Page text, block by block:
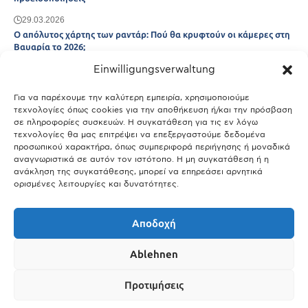
Einwilligungsverwaltung
Για να παρέχουμε την καλύτερη εμπειρία, χρησιμοποιούμε
τεχνολογίες όπως cookies για την αποθήκευση ή/και την πρόσβαση
σε πληροφορίες συσκευών. Η συγκατάθεση για τις εν λόγω
τεχνολογίες θα μας επιτρέψει να επεξεργαστούμε δεδομένα
προσωπικού χαρακτήρα, όπως συμπεριφορά περιήγησης ή μοναδικά
αναγνωριστικά σε αυτόν τον ιστότοπο. Η μη συγκατάθεση ή η
ανάκληση της συγκατάθεσης, μπορεί να επηρεάσει αρνητικά
ορισμένες λειτουργίες και δυνατότητες.
Αποδοχή
Ablehnen
Προτιμήσεις
29.03.2026
Ο απόλυτος χάρτης των ραντάρ: Πού θα κρυφτούν οι κάμερες στη
Βαυαρία το 2026;
Μόναχο;
25.03.2026
Θύελλα χτυπά το Μόναχο: Κίνδυνος από τους ισχυρούς ανέμους
και τις καταιγίδες
25.03.2026